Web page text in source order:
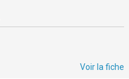
Voir la fiche